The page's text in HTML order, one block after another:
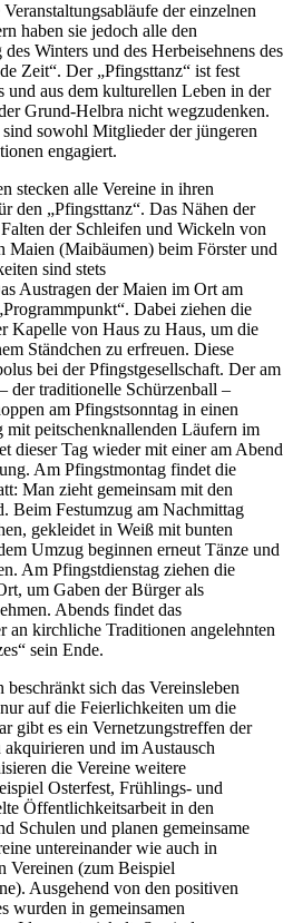
der einzelnen
haben sie jedoch alle den
Winters und des Herbeisehnens des
Zeit“. Der „Pfingsttanz“ ist fest
und aus dem kulturellen Leben in der
Grund-Helbra nicht wegzudenken.
sowohl Mitglieder der jüngeren
engagiert.
stecken alle Vereine in ihren
den „Pfingsttanz“. Das Nähen der
der Schleifen und Wickeln von
Maien (Maibäumen) beim Förster und
sind stets
Austragen der Maien im Ort am
Dabei ziehen die
Kapelle von Haus zu Haus, um die
Ständchen zu erfreuen. Diese
bei der Pfingstgesellschaft. Der am
der traditionelle Schürzenball –
am Pfingstsonntag in einen
mit peitschenknallenden Läufern im
dieser Tag wieder mit einer am Abend
Am Pfingstmontag findet die
Man zieht gemeinsam mit den
Beim Festumzug am Nachmittag
gekleidet in Weiß mit bunten
Umzug beginnen erneut Tänze und
Am Pfingstdienstag ziehen die
um Gaben der Bürger als
Abends findet das
an kirchliche Traditionen angelehnten
sein Ende.
sich das Vereinsleben
auf die Feierlichkeiten um die
gibt es ein Vernetzungstreffen der
und im Austausch
die Vereine weitere
Osterfest, Frühlings- und
Öffentlichkeitsarbeit in den
Schulen und planen gemeinsame
untereinander wie auch in
Vereinen (zum Beispiel
Ausgehend von den positiven
wurden in gemeinsamen